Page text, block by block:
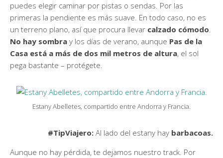
puedes elegir caminar por pistas o sendas. Por las
primeras la pendiente es más suave. En todo caso, no es
un terreno plano, así que procura llevar calzado cómodo.
No hay sombra y los días de verano, aunque Pas de la
Casa está a más de dos mil metros de altura, el sol
pega bastante – protégete.
Estany Abelletes, compartido entre Andorra y Francia.
#TipViajero: Al lado del estany hay barbacoas.
Aunque no hay pérdida, te dejamos nuestro track. Por